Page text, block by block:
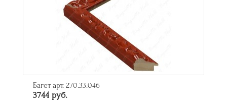
Багет арт. 270.33.046
3744 руб.